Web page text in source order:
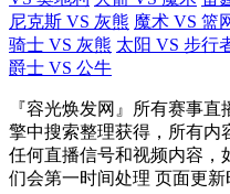
尼克斯 VS 灰熊 魔术 VS 篮
骑士 VS 灰熊 太阳 VS 步行
爵士 VS 公牛
『容光焕发网』所有赛事
擎中搜索整理获得，所有内
任何直播信号和视频内容，
们会第一时间处理 页面更新